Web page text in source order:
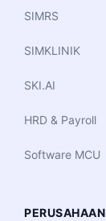
SIMRS
SIMKLINIK
SKI.AI
HRD & Payroll
Software MCU
PERUSAHAAN